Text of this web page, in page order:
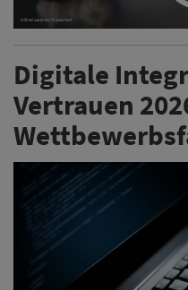
Digitale
Vertrauen